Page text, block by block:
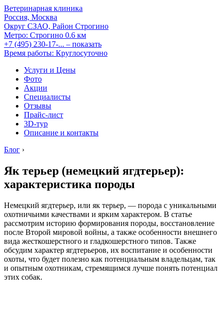
Ветеринарная клиника
Россия, Москва
Округ СЗАО, Район Строгино
Метро: Строгино 0.6 км
+7 (495) 230-17-... – показать
Время работы: Круглосуточно
Услуги и Цены
Фото
Акции
Специалисты
Отзывы
Прайс-лист
3D-тур
Описание и контакты
Блог ›
Як терьер (немецкий ягдтерьер):
характеристика породы
Немецкий ягдтерьер, или як терьер, — порода с уникальными
охотничьими качествами и ярким характером. В статье
рассмотрим историю формирования породы, восстановление
после Второй мировой войны, а также особенности внешнего
вида жесткошерстного и гладкошерстного типов. Также
обсудим характер ягдтерьеров, их воспитание и особенности
охоты, что будет полезно как потенциальным владельцам, так
и опытным охотникам, стремящимся лучше понять потенциал
этих собак.